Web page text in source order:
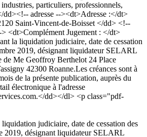
particuliers, professionnels,
dd><!-- adresse --><dt>Adresse :</dt>
Saint-Vincent-de-Boisset </dd> <!--
<dt>Complément Jugement : </dt>
la liquidation judiciaire, date de cessation
2019, désignant liquidateur SELARL
de Me Geoffroy Berthelot 24 Place
42300 Roanne.Les créances sont à
de la présente publication, auprès du
électronique à l'adresse
dd></dl> <p class="pdf-
judiciaire, date de cessation des
2019, désignant liquidateur SELARL